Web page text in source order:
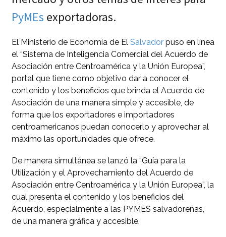
PyMEs exportadoras.
El Ministerio de Economía de El Salvadorpuso en línea
el “Sistema de Inteligencia Comercial del Acuerdo de
Asociación entre Centroamérica y la Unión Europea”,
portal que tiene como objetivo dar a conocer el
contenido y los beneficios que brinda el Acuerdo de
Asociación de una manera simple y accesible, de
forma que los exportadores e importadores
centroamericanos puedan conocerlo y aprovechar al
máximo las oportunidades que ofrece.
De manera simultánea se lanzó la “Guía para la
Utilización y el Aprovechamiento del Acuerdo de
Asociación entre Centroamérica y la Unión Europea”, la
cual presenta el contenido y los beneficios del
Acuerdo, especialmente a las PYMES salvadoreñas,
de una manera gráfica y accesible.